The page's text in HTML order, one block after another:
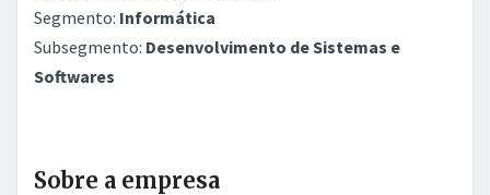
Segmento: Informática
Subsegmento: Desenvolvimento de Sistemas e
Softwares
Sobre a empresa